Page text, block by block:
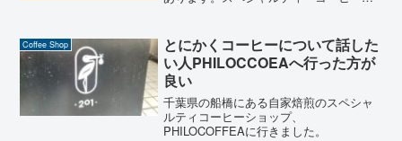
Coffee Shop
とにかくコーヒーについて話した
い人PHILOCCOEAへ行った方が
良い
千葉県の船橋にある自家焙煎のスペシャ
ルティコーヒーショップ、
PHILOCOFFEAに行きました。